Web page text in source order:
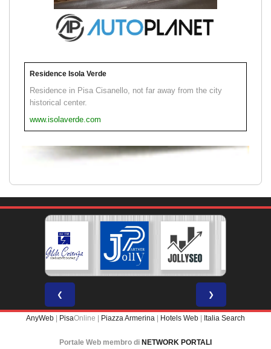
Residence Isola Verde
Residence in Pisa Cisanello, not far away from the city
historical center.
www.isolaverde.com
❮ ❯
AnyWeb PisaOnline | Piazza Armerina Hotels Web Italia Search
Portale Web membro di NETWORK PORTALI